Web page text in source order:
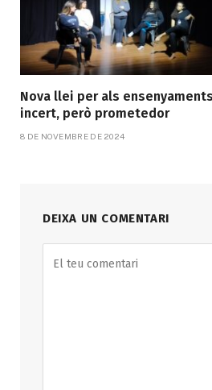
Nova llei per als
incert, però prometedor
8 DE NOVEMBRE DE 2024
DEIXA UN COMENTARI